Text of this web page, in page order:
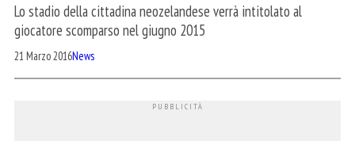
Lo stadio della cittadina neozelandese verrà intitolato al
giocatore scomparso nel giugno 2015
21 Marzo 2016News